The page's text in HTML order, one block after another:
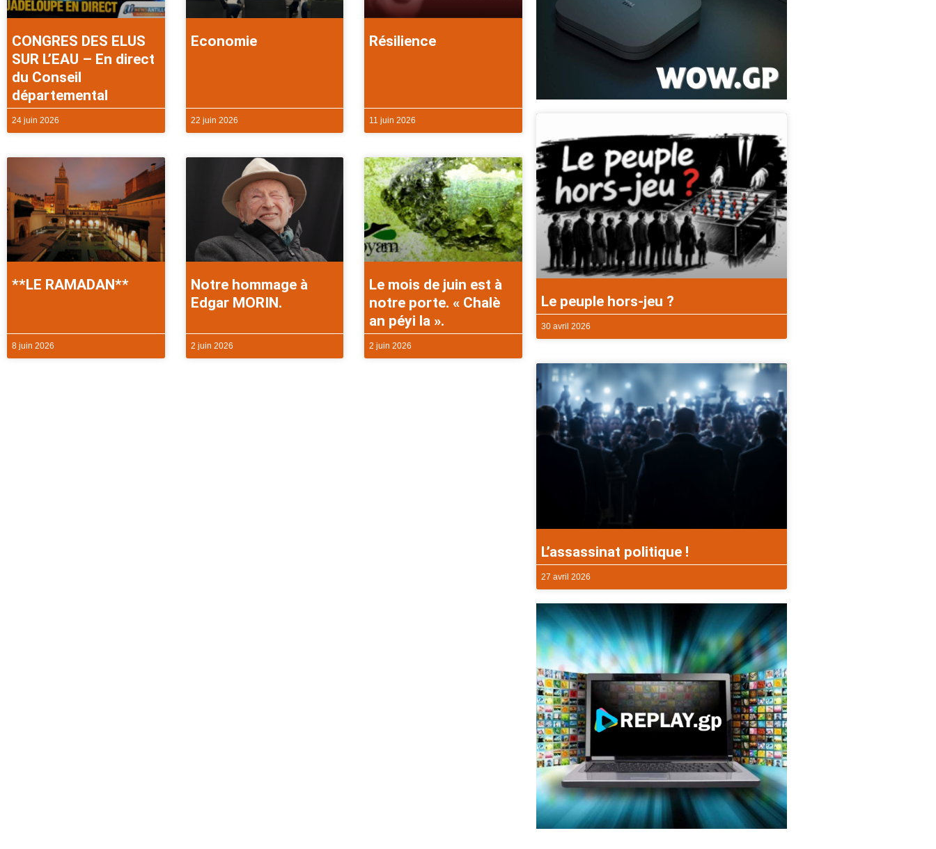
CONGRES DES ELUS
SUR L’EAU – En direct
du Conseil
départemental
24 juin 2026
Economie
22 juin 2026
Résilience
11 juin 2026
**LE RAMADAN**
8 juin 2026
Notre hommage à
Edgar MORIN.
2 juin 2026
Le mois de juin est à
notre porte. « Chalè
an péyi la ».
2 juin 2026
Le peuple hors-jeu ?
30 avril 2026
L’assassinat politique !
27 avril 2026